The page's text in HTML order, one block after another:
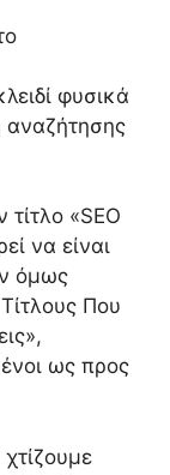
φυσικά
αναζήτησης
«SEO
να είναι
όμως
Που
ως προς